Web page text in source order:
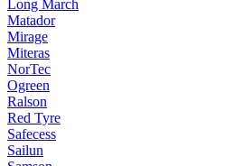
Long March
Matador
Mirage
Miteras
NorTec
Ogreen
Ralson
Red Tyre
Safecess
Sailun